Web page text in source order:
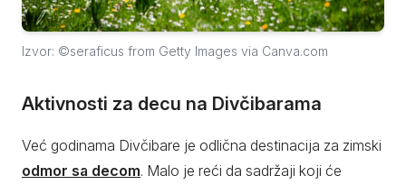
Izvor: ©seraficus from Getty Images via Canva.com
Aktivnosti za decu na Divčibarama
Već godinama Divčibare je odlična destinacija za zimski
odmor sa decom. Malo je reći da sadržaji koji će